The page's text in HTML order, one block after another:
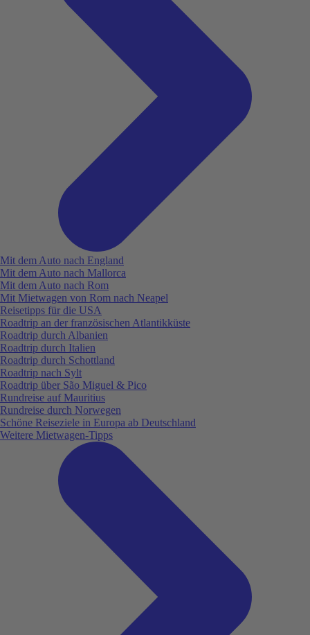
Mit dem Auto nach England
Mit dem Auto nach Mallorca
Mit dem Auto nach Rom
Mit Mietwagen von Rom nach Neapel
Reisetipps für die USA
Roadtrip an der französischen Atlantikküste
Roadtrip durch Albanien
Roadtrip durch Italien
Roadtrip durch Schottland
Roadtrip nach Sylt
Roadtrip über São Miguel & Pico
Rundreise auf Mauritius
Rundreise durch Norwegen
Schöne Reiseziele in Europa ab Deutschland
Weitere Mietwagen-Tipps